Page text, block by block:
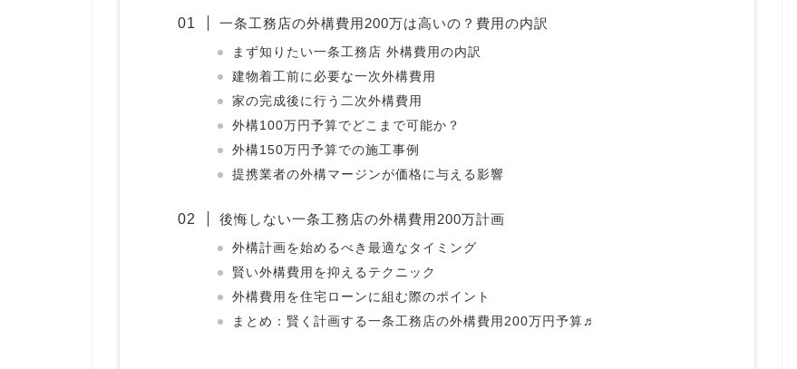
一条工務店の外構費用200万は高いの？費用の内訳
まず知りたい一条工務店 外構費用の内訳
建物着工前に必要な一次外構費用
家の完成後に行う二次外構費用
外構100万円予算でどこまで可能か？
外構150万円予算での施工事例
提携業者の外構マージンが価格に与える影響
後悔しない一条工務店の外構費用200万計画
外構計画を始めるべき最適なタイミング
賢い外構費用を抑えるテクニック
外構費用を住宅ローンに組む際のポイント
まとめ：賢く計画する一条工務店の外構費用200万円予算♬